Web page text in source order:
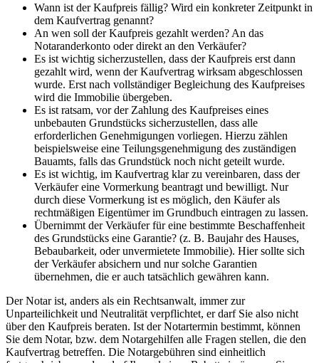
Wann ist der Kaufpreis fällig? Wird ein konkreter Zeitpunkt in
dem Kaufvertrag genannt?
An wen soll der Kaufpreis gezahlt werden? An das
Notaranderkonto oder direkt an den Verkäufer?
Es ist wichtig sicherzustellen, dass der Kaufpreis erst dann
gezahlt wird, wenn der Kaufvertrag wirksam abgeschlossen
wurde. Erst nach vollständiger Begleichung des Kaufpreises
wird die Immobilie übergeben.
Es ist ratsam, vor der Zahlung des Kaufpreises eines
unbebauten Grundstücks sicherzustellen, dass alle
erforderlichen Genehmigungen vorliegen. Hierzu zählen
beispielsweise eine Teilungsgenehmigung des zuständigen
Bauamts, falls das Grundstück noch nicht geteilt wurde.
Es ist wichtig, im Kaufvertrag klar zu vereinbaren, dass der
Verkäufer eine Vormerkung beantragt und bewilligt. Nur
durch diese Vormerkung ist es möglich, den Käufer als
rechtmäßigen Eigentümer im Grundbuch eintragen zu lassen.
Übernimmt der Verkäufer für eine bestimmte Beschaffenheit
des Grundstücks eine Garantie? (z. B. Baujahr des Hauses,
Bebaubarkeit, oder unvermietete Immobilie). Hier sollte sich
der Verkäufer absichern und nur solche Garantien
übernehmen, die er auch tatsächlich gewähren kann.
Der Notar ist, anders als ein Rechtsanwalt, immer zur
Unparteilichkeit und Neutralität verpflichtet, er darf Sie also nicht
über den Kaufpreis beraten. Ist der Notartermin bestimmt, können
Sie dem Notar, bzw. dem Notargehilfen alle Fragen stellen, die den
Kaufvertrag betreffen. Die Notargebühren sind einheitlich